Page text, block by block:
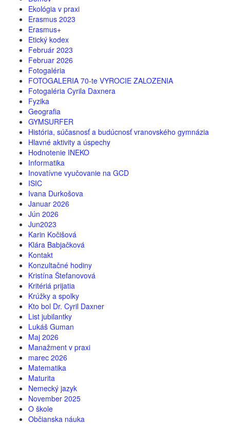
Ekológia v praxi
Erasmus 2023
Erasmus+
Etický kodex
Február 2023
Februar 2026
Fotogaléria
FOTOGALERIA 70-te VYROCIE ZALOZENIA
Fotogaléria Cyrila Daxnera
Fyzika
Geografia
GYMSURFER
História, súčasnosť a budúcnosť vranovského gymnázia
Hlavné aktivity a úspechy
Hodnotenie INEKO
Informatika
Inovatívne vyučovanie na GCD
ISIC
Ivana Durkošova
Januar 2026
Jún 2026
Jun2023
Karin Kočišová
Klára Babjačková
Kontakt
Konzultačné hodiny
Kristína Štefanovová
Kritériá prijatia
Krúžky a spolky
Kto bol Dr. Cyril Daxner
List jubilantky
Lukáš Guman
Maj 2026
Manažment v praxi
marec 2026
Matematika
Maturita
Nemecký jazyk
November 2025
O škole
Občianska náuka